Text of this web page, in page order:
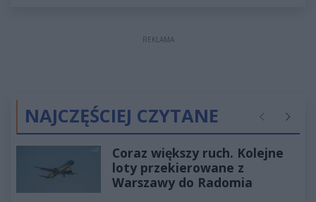
REKLAMA
NAJCZĘŚCIEJ CZYTANE Poprzednie
Coraz większy ruch. Kolejne
loty przekierowane z
Warszawy do Radomia